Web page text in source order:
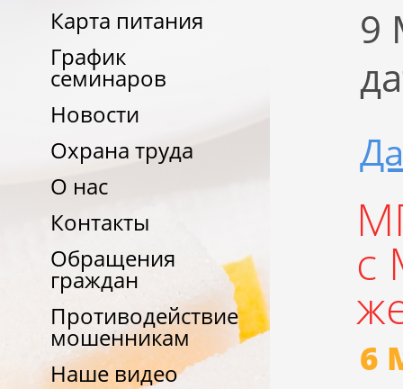
Карта питания
График
семинаров
Новости
Охрана труда
О нас
Контакты
Обращения
граждан
Противодействие
мошенникам
Наше видео
9
с
6